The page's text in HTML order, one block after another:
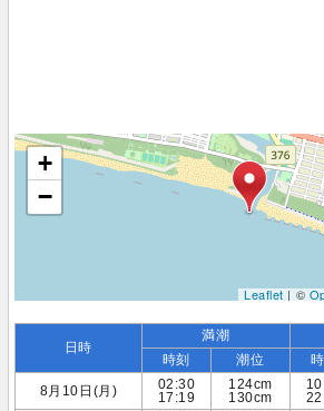
+
−
Leaflet| ©
日時
満潮
時刻 潮位
8月10日(月)
02:30
17:19
124cm
130cm